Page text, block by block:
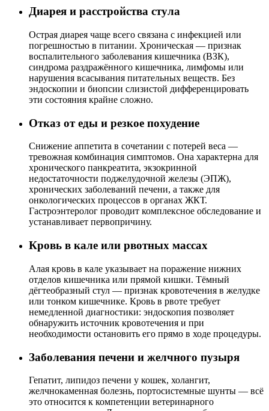
Диарея и расстройства стула
Острая диарея чаще всего связана с инфекцией или
погрешностью в питании. Хроническая — признак
воспалительного заболевания кишечника (ВЗК),
синдрома раздражённого кишечника, лимфомы или
нарушения всасывания питательных веществ. Без
эндоскопии и биопсии слизистой дифференцировать
эти состояния крайне сложно.
Отказ от еды и резкое похудение
Снижение аппетита в сочетании с потерей веса —
тревожная комбинация симптомов. Она характерна для
хронического панкреатита, экзокринной
недостаточности поджелудочной железы (ЭПЖ),
хронических заболеваний печени, а также для
онкологических процессов в органах ЖКТ.
Гастроэнтеролог проводит комплексное обследование и
устанавливает первопричину.
Кровь в кале или рвотных массах
Алая кровь в кале указывает на поражение нижних
отделов кишечника или прямой кишки. Тёмный
дёгтеобразный стул — признак кровотечения в желудке
или тонком кишечнике. Кровь в рвоте требует
немедленной диагностики: эндоскопия позволяет
обнаружить источник кровотечения и при
необходимости остановить его прямо в ходе процедуры.
Заболевания печени и желчного пузыря
Гепатит, липидоз печени у кошек, холангит,
желчнокаменная болезнь, портосистемные шунты — всё
это относится к компетенции ветеринарного